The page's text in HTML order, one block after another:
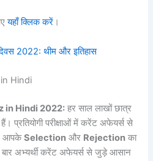
यहाँ क्लिक करें ।
2022: थीम और इतिहास
Hindi
in Hindi 2022: हर साल लाखों छात्र
हैं। प्रतियोगी परीक्षाओं में करेंट अफेयर्स से
आपकेSelection और Rejection का
बार अभ्यर्थी करेंट अफेयर्स से जुड़े आसान